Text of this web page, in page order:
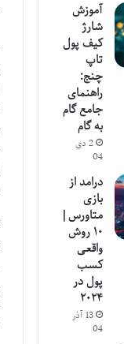
آموزش
شارژ
کیف پول
تاپ
چنج:
راهنمای
جامع گام
به گام
2 دی
04
درامد از
بازی
متاورس |
۱۰ روش
واقعی
کسب
پول در
۲۰۲۴
13 آذر
04